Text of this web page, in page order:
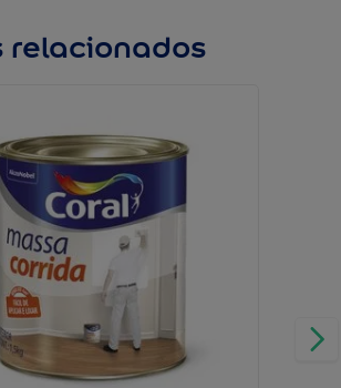
relacionados